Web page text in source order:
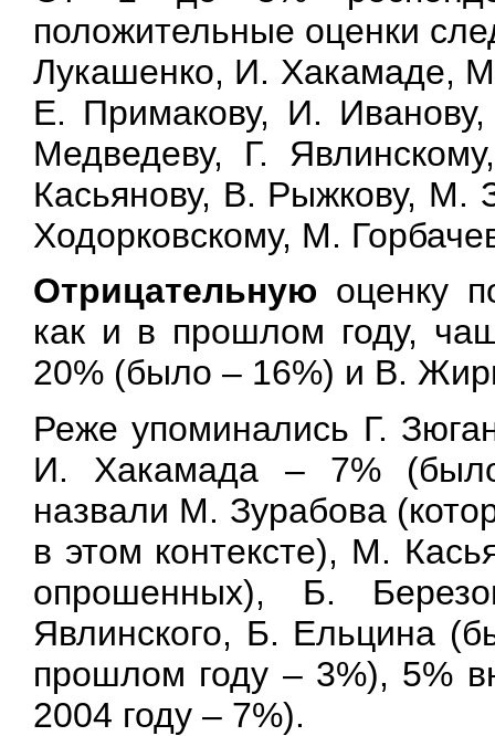
положительные оценки
Лукашенко, И. Хакамаде,
Е. Примакову, И.
Медведеву, Г.
Касьянову, В. Рыжкову, М.
Ходорковскому, М.
Отрицательную оценку
как и в прошлом году,
20% (было – 16%) и В.
Реже упоминались Г.
И. Хакамада – 7%
назвали М. Зурабова
в этом контексте), М.
опрошенных), Б.
Явлинского, Б. Ельцина
прошлом году – 3%), 5%
2004 году – 7%).